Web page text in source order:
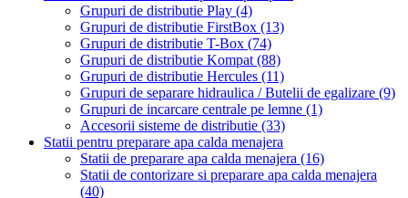
Grupuri de distributie Play (4)
Grupuri de distributie FirstBox (13)
Grupuri de distributie T-Box (74)
Grupuri de distributie Kompat (88)
Grupuri de distributie Hercules (11)
Grupuri de separare hidraulica / Butelii de egalizare (9)
Grupuri de incarcare centrale pe lemne (1)
Accesorii sisteme de distributie (33)
Statii pentru preparare apa calda menajera
Statii de preparare apa calda menajera (16)
Statii de contorizare si preparare apa calda menajera
(40)